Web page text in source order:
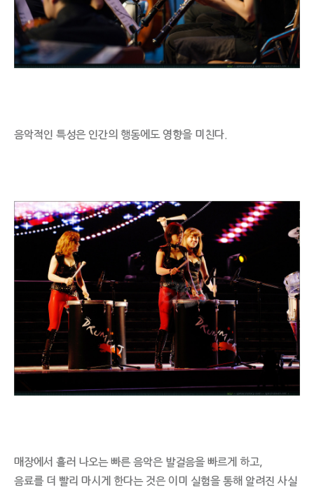
음악적인 특성은 인간의 행동에도 영향을 미친다.
매장에서 흘러 나오는 빠른 음악은 발걸음을 빠르게 하고,
음료를 더 빨리 마시게 한다는 것은 이미 실험을 통해 알려진 사실